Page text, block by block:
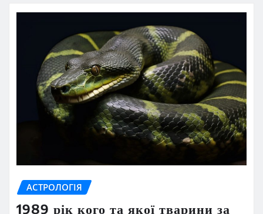
АСТРОЛОГІЯ
1989 рік кого та якої тварини за